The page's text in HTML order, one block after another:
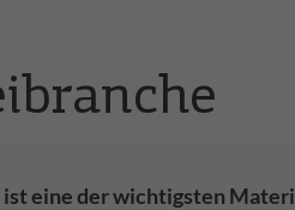
eine der wichtigsten